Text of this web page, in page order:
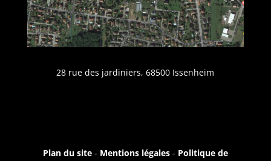
28 rue des jardiniers, 68500 Issenheim
Plan du site- Mentions légales - Politique de